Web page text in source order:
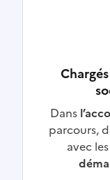
Dans
parcours,
avec